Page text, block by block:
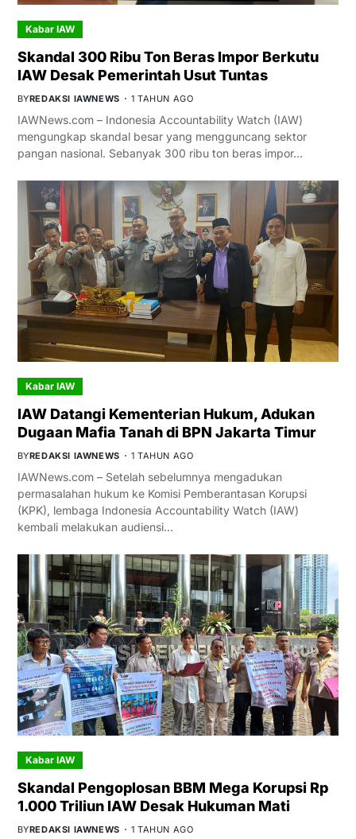
Kabar IAW
Skandal 300 Ribu Ton Beras Impor Berkutu
IAW Desak Pemerintah Usut Tuntas
BYREDAKSI IAWNEWS 1 TAHUN AGO
IAWNews.com – Indonesia Accountability Watch (IAW)
mengungkap skandal besar yang mengguncang sektor
pangan nasional. Sebanyak 300 ribu ton beras impor…
Kabar IAW
IAW Datangi Kementerian Hukum, Adukan
Dugaan Mafia Tanah di BPN Jakarta Timur
BYREDAKSI IAWNEWS 1 TAHUN AGO
IAWNews.com – Setelah sebelumnya mengadukan
permasalahan hukum ke Komisi Pemberantasan Korupsi
(KPK), lembaga Indonesia Accountability Watch (IAW)
kembali melakukan audiensi…
Kabar IAW
Skandal Pengoplosan BBM Mega Korupsi Rp
1.000 Triliun IAW Desak Hukuman Mati
BYREDAKSI IAWNEWS 1 TAHUN AGO